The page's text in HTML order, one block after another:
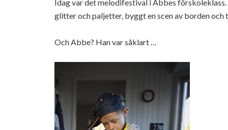
Idag var det melodifestival i Abbes
glitter och paljetter, byggt en scen av borden
Och Abbe? Han var såklart …